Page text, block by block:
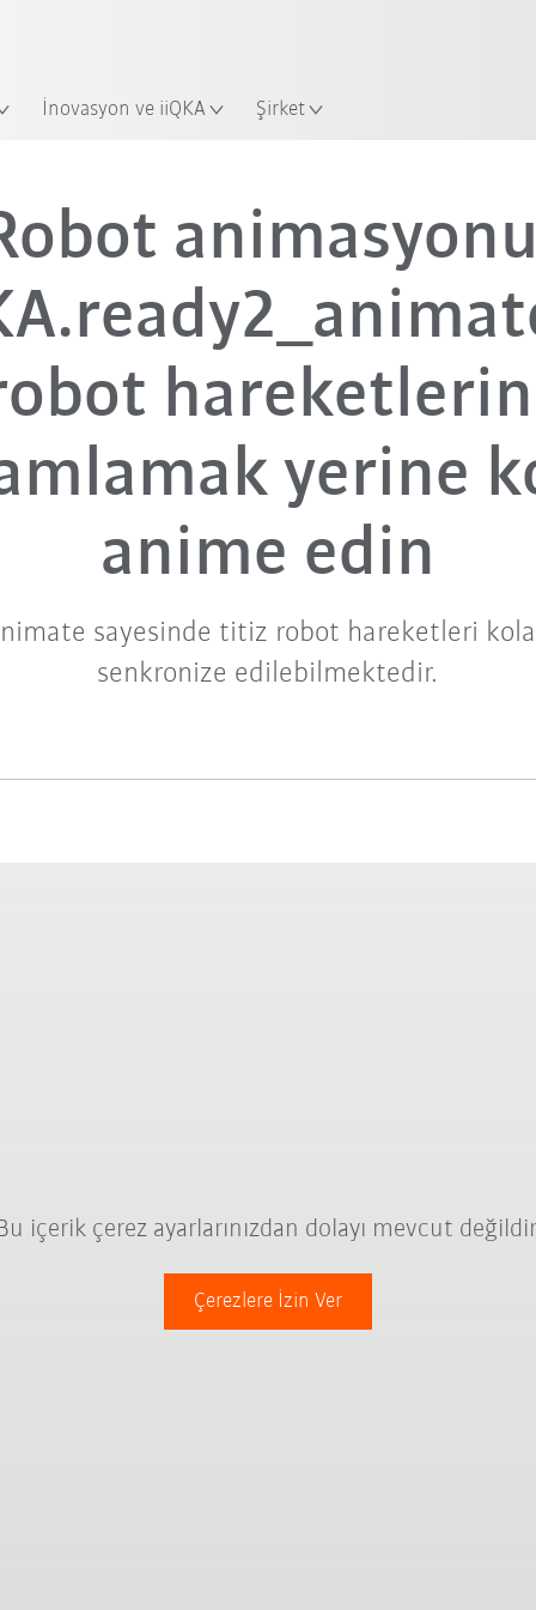
İnovasyon ve iiQKA Şirket
yerine
anime edin
sayesinde titiz robot hareketleri
senkronize edilebilmektedir.
içerik çerez ayarlarınızdan dolayı mevcut
Çerezlere İzin Ver